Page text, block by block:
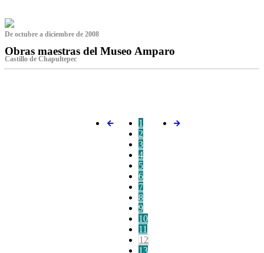
De octubre a diciembre de 2008
Obras maestras del Museo Amparo
Castillo de Chapultepec
1
2
3
4
5
6
7
8
9
10
11
12
13